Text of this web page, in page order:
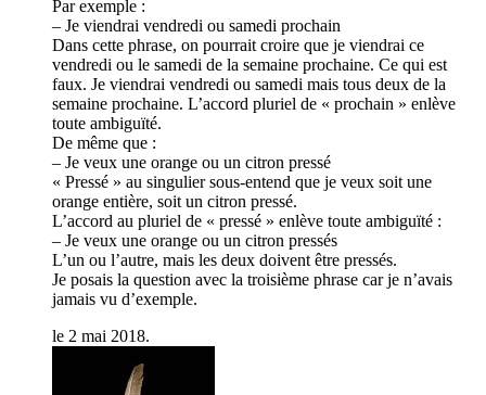
Par exemple :
– Je viendrai vendredi ou samedi prochain
Dans cette phrase, on pourrait croire que je viendrai ce
vendredi ou le samedi de la semaine prochaine. Ce qui est
faux. Je viendrai vendredi ou samedi mais tous deux de la
semaine prochaine. L’accord pluriel de « prochain » enlève
toute ambiguïté.
De même que :
– Je veux une orange ou un citron pressé
« Pressé » au singulier sous-entend que je veux soit une
orange entière, soit un citron pressé.
L’accord au pluriel de « pressé » enlève toute ambiguïté :
– Je veux une orange ou un citron pressés
L’un ou l’autre, mais les deux doivent être pressés.
Je posais la question avec la troisième phrase car je n’avais
jamais vu d’exemple.
le 2 mai 2018.